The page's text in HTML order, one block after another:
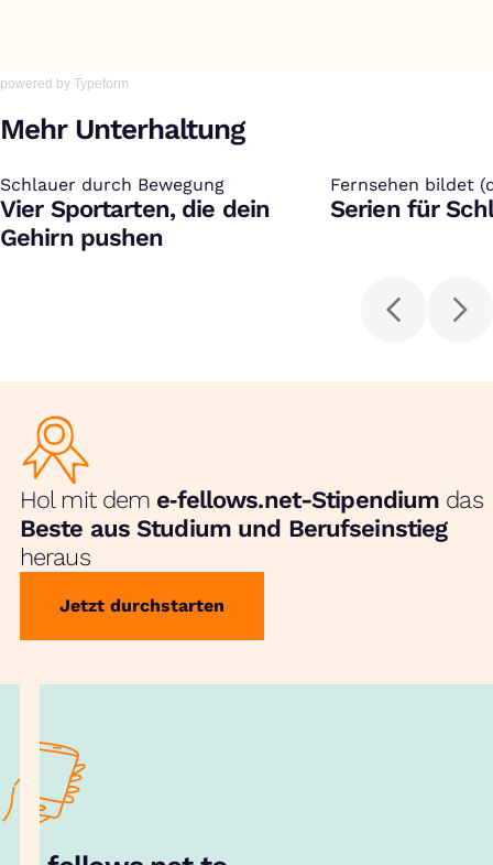
powered by Typeform
Mehr Unterhaltung
Schlauer durch Bewegung
:
Vier Sportarten, die dein
Gehirn pushen
Fernsehen bildet
:
Serien für
Hol mit dem e‑fellows.net-Stipendium das
Beste aus Studium und Berufseinstieg
heraus
Jetzt durchstarten